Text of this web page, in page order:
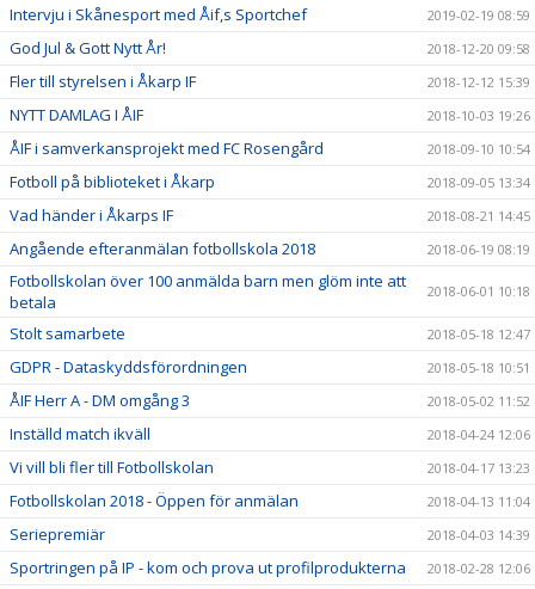
Intervju i Skånesport med Åif,s Sportchef 2019-02-19 08:59
God Jul & Gott Nytt År! 2018-12-20 09:58
Fler till styrelsen i Åkarp IF 2018-12-12 15:39
NYTT DAMLAG I ÅIF 2018-10-03 19:26
ÅIF i samverkansprojekt med FC Rosengård 2018-09-10 10:54
Fotboll på biblioteket i Åkarp 2018-09-05 13:34
Vad händer i Åkarps IF 2018-08-21 14:45
Angående efteranmälan fotbollskola 2018 2018-06-19 08:19
Fotbollskolan över 100 anmälda barn men glöm inte att
betala
2018-06-01 10:18
Stolt samarbete 2018-05-18 12:47
GDPR - Dataskyddsförordningen 2018-05-18 10:51
ÅIF Herr A - DM omgång 3 2018-05-02 11:52
Inställd match ikväll 2018-04-24 12:06
Vi vill bli fler till Fotbollskolan 2018-04-17 13:23
Fotbollskolan 2018 - Öppen för anmälan 2018-04-13 11:04
Seriepremiär 2018-04-03 14:39
Sportringen på IP - kom och prova ut profilprodukterna 2018-02-28 12:06